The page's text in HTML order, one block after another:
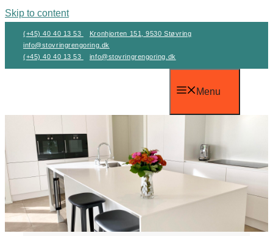
Skip to content
(+45) 40 40 13 53
Kronhjorten 151, 9530 Støvring
info@stovringrengoring.dk
(+45) 40 40 13 53
info@stovringrengoring.dk
Menu